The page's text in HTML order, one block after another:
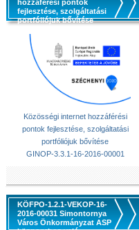
hozzáférési pontok
fejlesztése, szolgáltatási
portfóliójuk bővítése
Közösségi internet hozzáférési
pontok fejlesztése, szolgáltatási
portfóliójuk bővítése
GINOP-3.3.1-16-2016-00001
KÖFPO-1.2.1-VEKOP-16-
2016-00031 Simontornya
Város Önkormányzat ASP